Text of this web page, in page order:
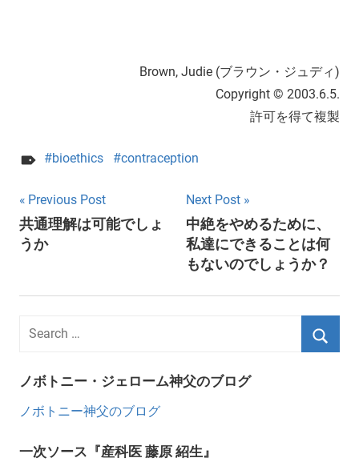
Brown, Judie (ブラウン・ジュディ)
Copyright © 2003.6.5.
許可を得て複製
bioethics contraception
Post
navigation
Previous Post
共通理解は可能でしょ
うか
Next Post
中絶をやめるために、
私達にできることは何
もないのでしょうか？
ノボトニー・ジェローム神父のブログ
ノボトニー神父のブログ
一次ソース『産科医 藤原 紹生』